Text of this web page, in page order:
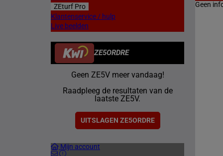
ZEturf Pro
Klantenservice / hulp
Live beelden
ZE5ORDRE
Geen ZE5V meer vandaag!
Raadpleeg de resultaten van de
laatste ZE5V.
UITSLAGEN ZE5ORDRE
Mijn account
3
Geen